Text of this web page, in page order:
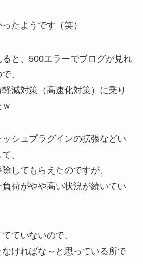
たようです（笑）
と、500エラーでブログが見れ
、
減対策（高速化対策）に乗り
シュプラグインの拡張などい
、
してもらえたのですが、
荷がやや高い状況が続いてい
ていないので、
ければな～と思っている所で